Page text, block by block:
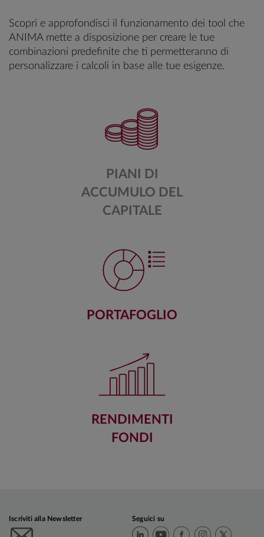
Scopri e approfondisci il funzionamento dei tool che
ANIMA mette a disposizione per creare le tue
combinazioni predefinite che ti permetteranno di
personalizzare i calcoli in base alle tue esigenze.
PIANI DI
ACCUMULO DEL
CAPITALE
PORTAFOGLIO
RENDIMENTI
FONDI
Iscriviti alla Newsletter Seguici su